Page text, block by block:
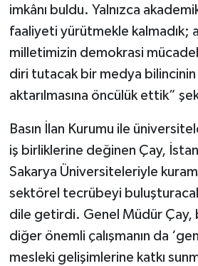
imkânı buldu. Yalnızca
faaliyeti yürütmekle kalmadık;
milletimizin demokrasi
diri tutacak bir medya bilincinin
aktarılmasına öncülük ettik”
Basın İlan Kurumu ile
iş birliklerine değinen Çay,
Sakarya Üniversiteleriyle
sektörel tecrübeyi buluşturacak
dile getirdi. Genel Müdür Çay,
diğer önemli çalışmanın da
mesleki gelişimlerine katkı